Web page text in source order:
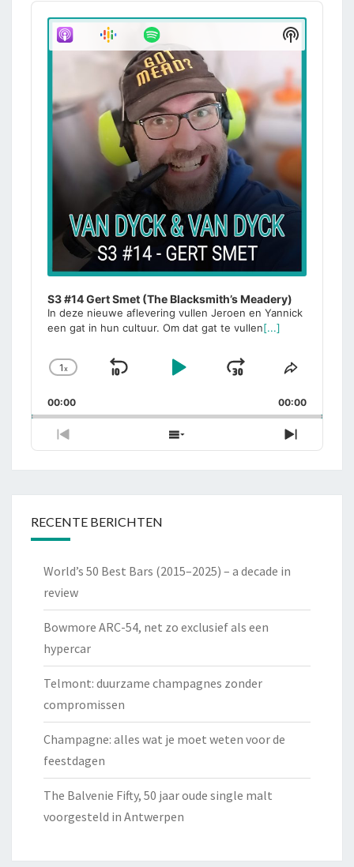
Audio
Player
S3 #14 Gert Smet (The Blacksmith’s Meadery)
In deze nieuwe aflevering vullen Jeroen en Yannick
een gat in hun cultuur. Om dat gat te vullen[...]
Change
Rate
1x
Skip
Play
Jump
Forward
Share
Episode
00:00 00:00
Previous
Episode
Show
Episodes
List
Next
Episode
Show
Podcast
RECENTE BERICHTEN
World’s 50 Best Bars (2015–2025) – a decade in
review
Bowmore ARC-54, net zo exclusief als een
hypercar
Telmont: duurzame champagnes zonder
compromissen
Champagne: alles wat je moet weten voor de
feestdagen
The Balvenie Fifty, 50 jaar oude single malt
voorgesteld in Antwerpen